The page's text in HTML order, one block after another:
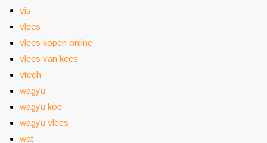
vis
vlees
vlees kopen online
vlees van kees
vtech
wagyu
wagyu koe
wagyu vlees
wat